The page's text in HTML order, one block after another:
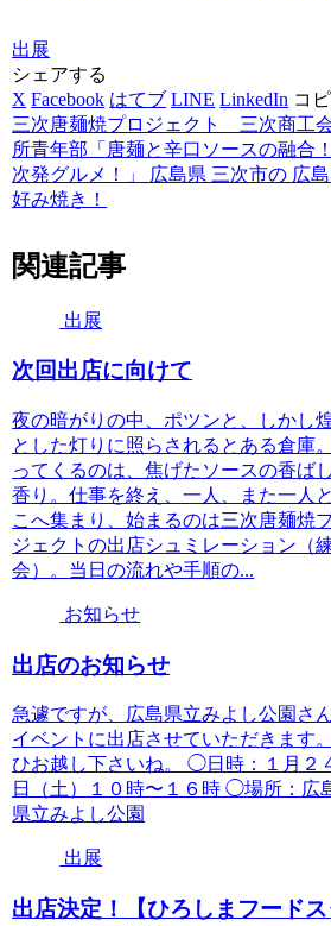
出展
シェアする
X Facebook はてブ LINE LinkedIn コ
三次唐麺焼プロジェクト _ 三次商工
所青年部「唐麺と辛口ソースの融合
次発グルメ！」 広島県 三次市の 広
好み焼き！
関連記事
出展
次回出店に向けて
夜の暗がりの中、ポツンと、しかし
とした灯りに照らされるとある倉庫
ってくるのは、焦げたソースの香ば
香り。仕事を終え、一人、また一人
こへ集まり、始まるのは三次唐麺焼
ジェクトの出店シュミレーション（
会）。当日の流れや手順の...
お知らせ
出店のお知らせ
急遽ですが、広島県立みよし公園さ
イベントに出店させていただきます
ひお越し下さいね。 ◯日時：１月２
日（土）１０時〜１６時 ◯場所：広
県立みよし公園
出展
出店決定！【ひろしまフードス